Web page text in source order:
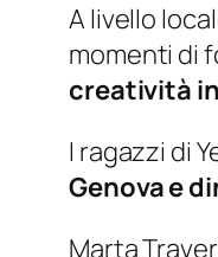
A livello
momenti di
creatività
I ragazzi di
Genova e
Marta